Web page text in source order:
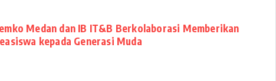
Medan dan IB IT&B Berkolaborasi Memberikan
kepada Generasi Muda